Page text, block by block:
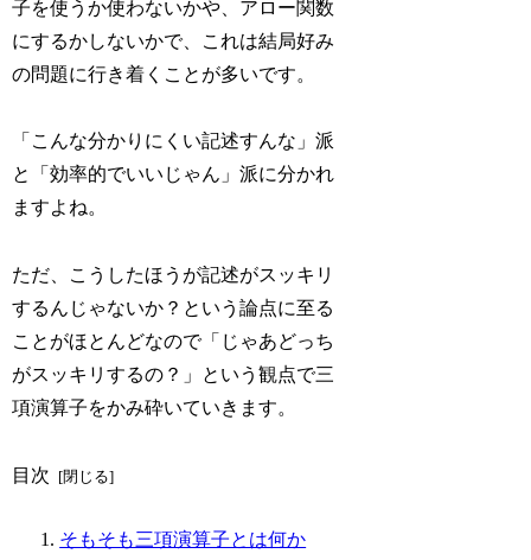
子を使うか使わないかや、アロー関数
にするかしないかで、これは結局好み
の問題に行き着くことが多いです。
「こんな分かりにくい記述すんな」派
と「効率的でいいじゃん」派に分かれ
ますよね。
ただ、こうしたほうが記述がスッキリ
するんじゃないか？という論点に至る
ことがほとんどなので「じゃあどっち
がスッキリするの？」という観点で三
項演算子をかみ砕いていきます。
目次
そもそも三項演算子とは何か